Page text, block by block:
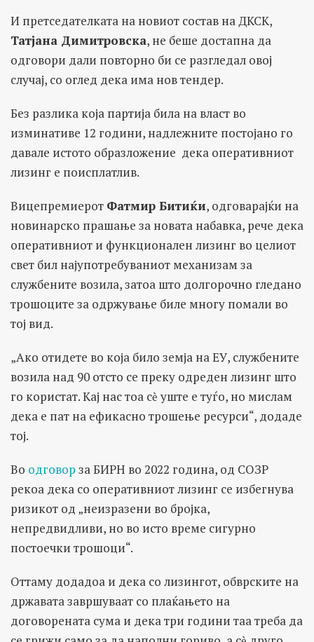
И претседателката на новиот состав на ДКСК,
Татјана Димитровска, не беше достапна да
одговори дали повторно би се разгледал овој
случај, со оглед дека има нов тендер.
Без разлика која партија била на власт во
изминативе 12 години, надлежните постојано го
давале истото образложение дека оперативниот
лизинг е поисплатлив.
Вицепремиерот Фатмир Битиќи, одговарајќи на
новинарско прашање за новата набавка, рече дека
оперативниот и функционален лизинг во целиот
свет бил најупотребуваниот механизам за
службените возила, затоа што долгорочно гледано
трошоците за одржување биле многу помали во
тој вид.
„Ако отидете во која било земја на ЕУ, службените
возила над 90 отсто се преку одреден лизинг што
го користат. Кај нас тоа сѐ уште е туѓо, но мислам
дека е пат на ефикасно трошење ресурси“, додаде
тој.
Во одговор за БИРН во 2022 година, од СОЗР
рекоа дека со оперативниот лизинг се избегнува
ризикот од „неизразени во бројка,
непредвидливи, но во исто време сигурно
постоечки трошоци“.
Оттаму додадоа и дека со лизингот, обврските на
државата завршуваат со плаќањето на
договорената сума и дека три години таа треба да